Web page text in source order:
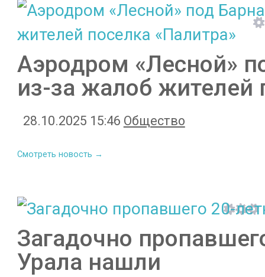
Аэродром «Лесной»
из-за жалоб жителей
28.10.2025 15:46 Общество
Смотреть новость →
Загадочно
Урала нашли